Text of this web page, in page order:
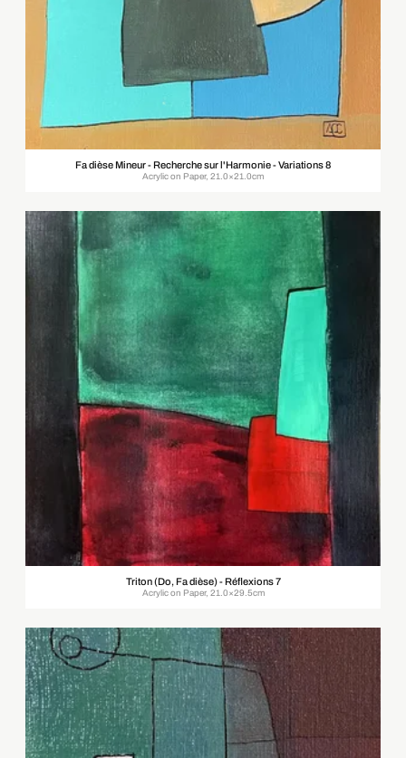
Fa dièse Mineur - Recherche sur l'Harmonie - Variations 8
Acrylic on Paper, 21.0×21.0cm
Triton (Do, Fa dièse) - Réflexions 7
Acrylic on Paper, 21.0×29.5cm